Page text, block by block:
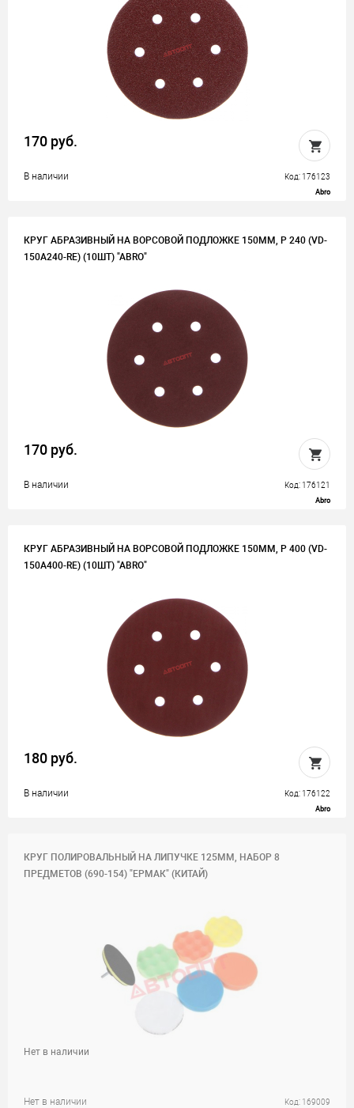
170 руб.
В наличии Код: 176123
Abro
КРУГ АБРАЗИВНЫЙ НА ВОРСОВОЙ ПОДЛОЖКЕ 150ММ, P 240 (VD-
150A240-RE) (10ШТ) "ABRO"
170 руб.
В наличии Код: 176121
Abro
КРУГ АБРАЗИВНЫЙ НА ВОРСОВОЙ ПОДЛОЖКЕ 150ММ, P 400 (VD-
150A400-RE) (10ШТ) "ABRO"
180 руб.
В наличии Код: 176122
Abro
КРУГ ПОЛИРОВАЛЬНЫЙ НА ЛИПУЧКЕ 125ММ, НАБОР 8
ПРЕДМЕТОВ (690-154) "ЕРМАК" (КИТАЙ)
Нет в наличии Код: 169009
Нет в наличии